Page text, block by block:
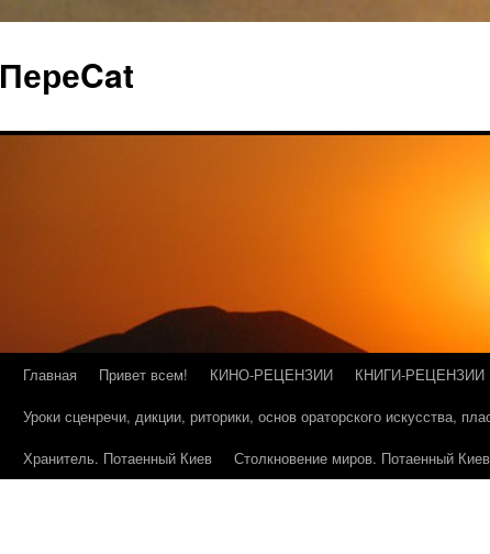
ПереCat
Главная Привет всем! КИНО-РЕЦЕНЗИИ КНИГИ-РЕЦЕНЗИИ
Уроки сценречи, дикции, риторики, основ ораторского искусства,
Хранитель. Потаенный Киев
Столкновение миров. Потаенный